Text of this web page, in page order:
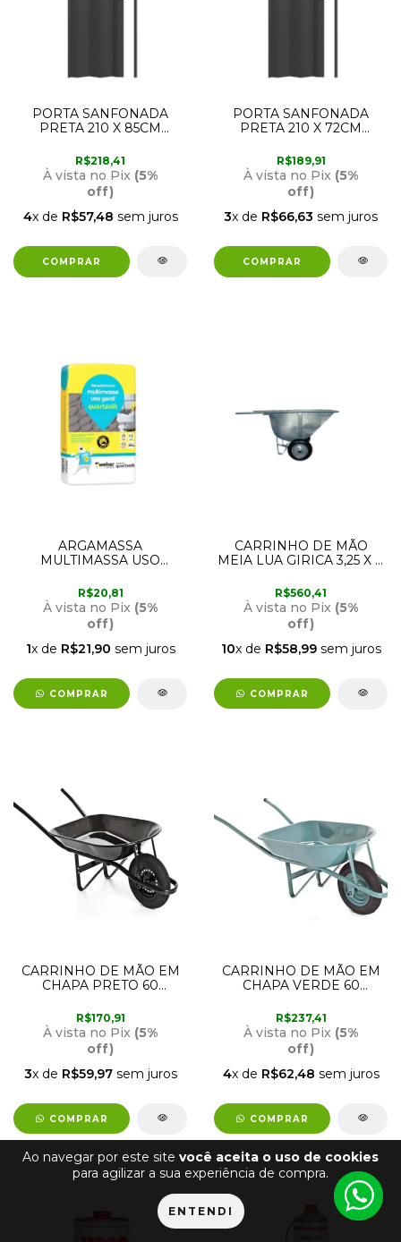
Ao navegar por este site você aceita o uso de cookies
para agilizar a sua experiência de compra.
ENTENDI
PORTA SANFONADA
PRETA 210 X 85CM
R$218,41
À vista no Pix (5%
off)
4x de R$57,48 sem juros
PORTA SANFONADA
PRETA 210 X 72CM
R$189,91
À vista no Pix (5%
off)
3x de R$66,63 sem juros
ARGAMASSA
MULTIMASSA USO
KG QUARTZOLIT
R$20,81
À vista no Pix (5%
off)
1x de R$21,90 sem juros
COMPRAR
CARRINHO DE MÃO
MEIA LUA GIRICA 3,25 X 8
R$560,41
À vista no Pix (5%
off)
10x de R$58,99sem juros
COMPRAR
CARRINHO DE MÃO EM
CHAPA PRETO 60
R$170,91
À vista no Pix (5%
off)
3x de R$59,97sem juros
COMPRAR
CARRINHO DE MÃO EM
CHAPA VERDE 60
R$237,41
À vista no Pix (5%
off)
4x de R$62,48 sem juros
COMPRAR